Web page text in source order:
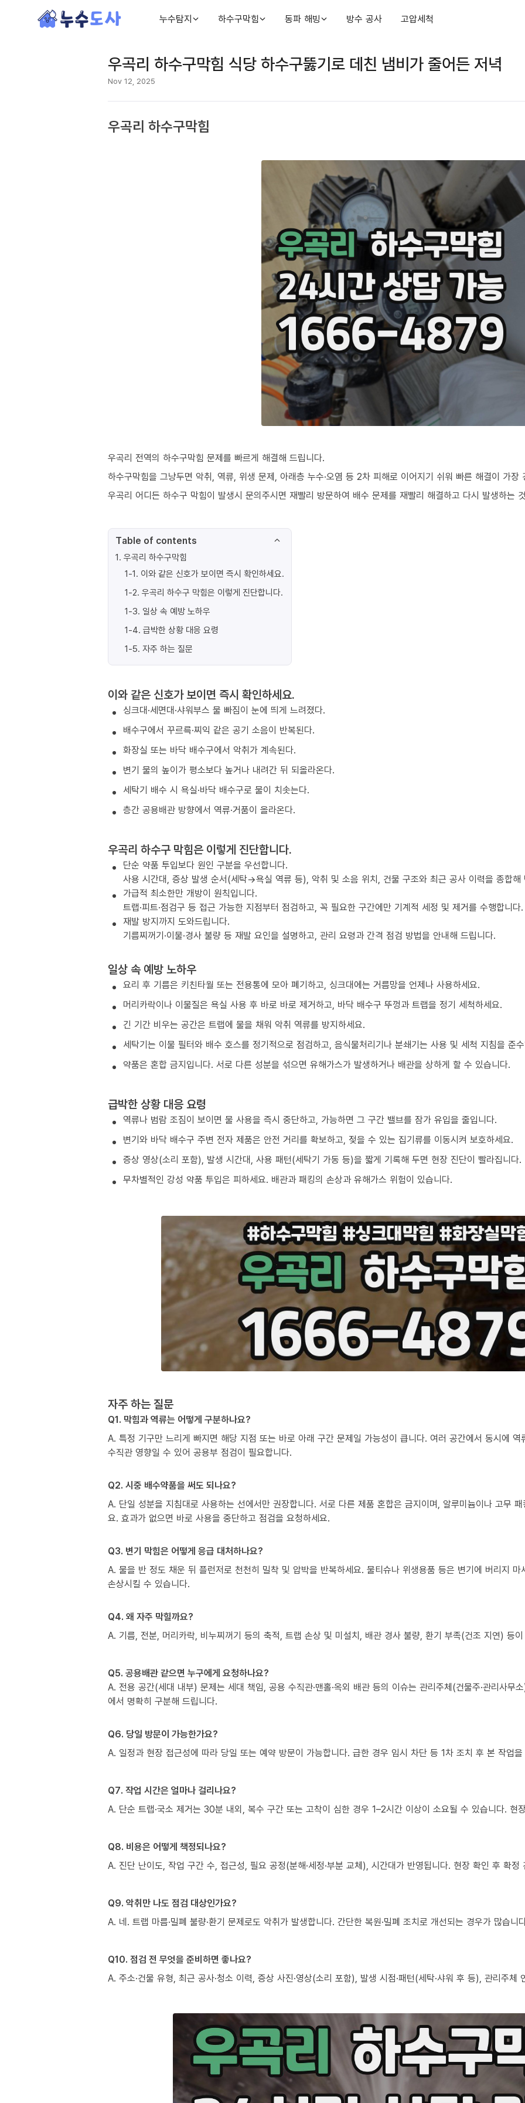
누수탐지 하수구막힘 동파 해빙 방수 공사 고압세척
우곡리 하수구막힘 식당 하수구뚫기로 데친 냄비가 줄어든 저녁
Nov 12, 2025
우곡리 하수구막힘
우곡리 전역의 하수구막힘 문제를 빠르게 해결해 드립니다.
하수구막힘을 그냥두면 악취, 역류, 위생 문제, 아래층 누수·오염 등 2차 피해로 이어지기 쉬워 빠른 해결이 가장
우곡리 어디든 하수구 막힘이 발생시 문의주시면 재빨리 방문하여 배수 문제를 재빨리 해결하고 다시 발생하는
Table of contents
1. 우곡리 하수구막힘
1-1. 이와 같은 신호가 보이면 즉시 확인하세요.
1-2. 우곡리 하수구 막힘은 이렇게 진단합니다.
1-3. 일상 속 예방 노하우
1-4. 급박한 상황 대응 요령
1-5. 자주 하는 질문
이와 같은 신호가 보이면 즉시 확인하세요.
싱크대·세면대·샤워부스 물 빠짐이 눈에 띄게 느려졌다.
배수구에서 꾸르륵·찌익 같은 공기 소음이 반복된다.
화장실 또는 바닥 배수구에서 악취가 계속된다.
변기 물의 높이가 평소보다 높거나 내려간 뒤 되올라온다.
세탁기 배수 시 욕실·바닥 배수구로 물이 치솟는다.
층간 공용배관 방향에서 역류·거품이 올라온다.
우곡리 하수구 막힘은 이렇게 진단합니다.
단순 약품 투입보다 원인 구분을 우선합니다.
사용 시간대, 증상 발생 순서(세탁→욕실 역류 등), 악취 및 소음 위치, 건물 구조와 최근 공사 이력을 종합해
가급적 최소한만 개방이 원칙입니다.
트랩·피트·점검구 등 접근 가능한 지점부터 점검하고, 꼭 필요한 구간에만 기계적 세정 및 제거를 수행합니다.
재발 방지까지 도와드립니다.
기름찌꺼기·이물·경사 불량 등 재발 요인을 설명하고, 관리 요령과 간격 점검 방법을 안내해 드립니다.
일상 속 예방 노하우
요리 후 기름은 키친타월 또는 전용통에 모아 폐기하고, 싱크대에는 거름망을 언제나 사용하세요.
머리카락이나 이물질은 욕실 사용 후 바로 바로 제거하고, 바닥 배수구 뚜껑과 트랩을 정기 세척하세요.
긴 기간 비우는 공간은 트랩에 물을 채워 악취 역류를 방지하세요.
세탁기는 이물 필터와 배수 호스를 정기적으로 점검하고, 음식물처리기나 분쇄기는 사용 및 세척 지침을 준
약품은 혼합 금지입니다. 서로 다른 성분을 섞으면 유해가스가 발생하거나 배관을 상하게 할 수 있습니다.
급박한 상황 대응 요령
역류나 범람 조짐이 보이면 물 사용을 즉시 중단하고, 가능하면 그 구간 밸브를 잠가 유입을 줄입니다.
변기와 바닥 배수구 주변 전자 제품은 안전 거리를 확보하고, 젖을 수 있는 집기류를 이동시켜 보호하세요.
증상 영상(소리 포함), 발생 시간대, 사용 패턴(세탁기 가동 등)을 짧게 기록해 두면 현장 진단이 빨라집니다.
무차별적인 강성 약품 투입은 피하세요. 배관과 패킹의 손상과 유해가스 위험이 있습니다.
자주 하는 질문
Q1. 막힘과 역류는 어떻게 구분하나요?
A. 특정 기구만 느리게 빠지면 해당 지점 또는 바로 아래 구간 문제일 가능성이 큽니다. 여러 공간에서 동시에
수직관 영향일 수 있어 공용부 점검이 필요합니다.
Q2. 시중 배수약품을 써도 되나요?
A. 단일 성분을 지침대로 사용하는 선에서만 권장합니다. 서로 다른 제품 혼합은 금지이며, 알루미늄이나 고무
요. 효과가 없으면 바로 사용을 중단하고 점검을 요청하세요.
Q3. 변기 막힘은 어떻게 응급 대처하나요?
A. 물을 반 정도 채운 뒤 플런저로 천천히 밀착 및 압박을 반복하세요. 물티슈나 위생용품 등은 변기에 버리지
손상시킬 수 있습니다.
Q4. 왜 자주 막힐까요?
A. 기름, 전분, 머리카락, 비누찌꺼기 등의 축적, 트랩 손상 및 미설치, 배관 경사 불량, 환기 부족(건조 지연) 등
Q5. 공용배관 같으면 누구에게 요청하나요?
A. 전용 공간(세대 내부) 문제는 세대 책임, 공용 수직관·맨홀·옥외 배관 등의 이슈는 관리주체(건물주·관리사무
에서 명확히 구분해 드립니다.
Q6. 당일 방문이 가능한가요?
A. 일정과 현장 접근성에 따라 당일 또는 예약 방문이 가능합니다. 급한 경우 임시 차단 등 1차 조치 후 본 작업을
Q7. 작업 시간은 얼마나 걸리나요?
A. 단순 트랩·국소 제거는 30분 내외, 복수 구간 또는 고착이 심한 경우 1–2시간 이상이 소요될 수 있습니다. 현
Q8. 비용은 어떻게 책정되나요?
A. 진단 난이도, 작업 구간 수, 접근성, 필요 공정(분해·세정·부분 교체), 시간대가 반영됩니다. 현장 확인 후 확정
Q9. 악취만 나도 점검 대상인가요?
A. 네. 트랩 마름·밀폐 불량·환기 문제로도 악취가 발생합니다. 간단한 복원·밀폐 조치로 개선되는 경우가 많습니
Q10. 점검 전 무엇을 준비하면 좋나요?
A. 주소·건물 유형, 최근 공사·청소 이력, 증상 사진·영상(소리 포함), 발생 시점·패턴(세탁·샤워 후 등), 관리주체